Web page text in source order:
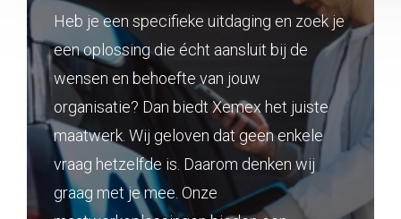
Heb je een specifieke uitdaging en zoek je
een oplossing die écht aansluit bij de
wensen en behoefte van jouw
organisatie? Dan biedt Xemex het juiste
maatwerk. Wij geloven dat geen enkele
vraag hetzelfde is. Daarom denken wij
graag met je mee. Onze